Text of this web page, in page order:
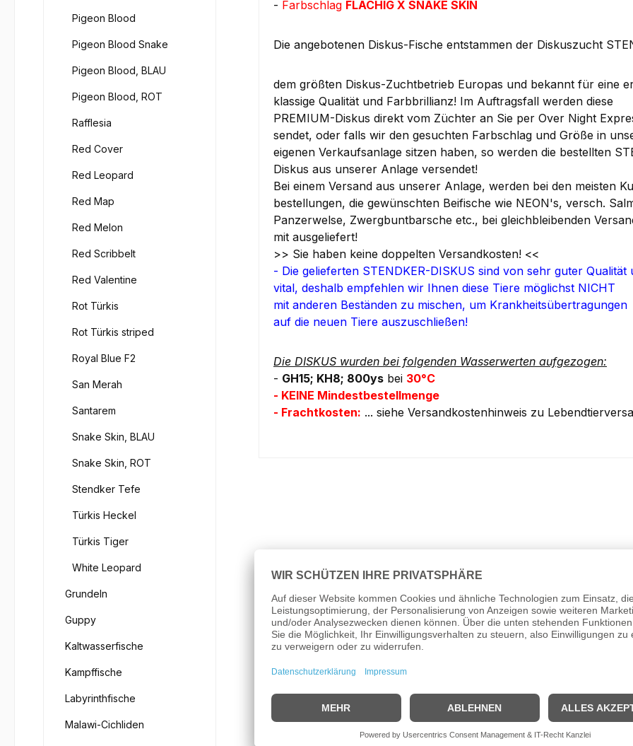
Pigeon Blood
Pigeon Blood Snake
Pigeon Blood, BLAU
Pigeon Blood, ROT
Rafflesia
Red Cover
Red Leopard
Red Map
Red Melon
Red Scribbelt
Red Valentine
Rot Türkis
Rot Türkis striped
Royal Blue F2
San Merah
Santarem
Snake Skin, BLAU
Snake Skin, ROT
Stendker Tefe
Türkis Heckel
Türkis Tiger
White Leopard
Grundeln
Guppy
Kaltwasserfische
Kampffische
Labyrinthfische
Malawi-Cichliden
- Farbschlag FLÄCHIG X SNAKE SKIN
Die angebotenen Diskus-Fische entstammen der Diskuszucht
dem größten Diskus-Zuchtbetrieb Europas und bekannt für eine
klassige Qualität und Farbbrillianz! Im Auftragsfall werden diese
PREMIUM-Diskus direkt vom Züchter an Sie per Over Night
sendet, oder falls wir den gesuchten Farbschlag und Größe in
eigenen Verkaufsanlage sitzen haben, so werden die bestellten
Diskus aus unserer Anlage versendet!
Bei einem Versand aus unserer Anlage, werden bei den meisten
bestellungen, die gewünschten Beifische wie NEON's, versch.
Panzerwelse, Zwergbuntbarsche etc., bei gleichbleibenden
mit ausgeliefert!
>> Sie haben keine doppelten Versandkosten! <<
- Die gelieferten STENDKER-DISKUS sind von sehr guter Qualität
vital, deshalb empfehlen wir Ihnen diese Tiere möglichst NICHT
mit anderen Beständen zu mischen, um Krankheitsübertragungen
auf die neuen Tiere auszuschließen!
Die DISKUS wurden bei folgenden Wasserwerten aufgezogen:
- GH15; KH8; 800ys bei 30°C
- KEINE Mindestbestellmenge
- Frachtkosten: ... siehe Versandkostenhinweis zu